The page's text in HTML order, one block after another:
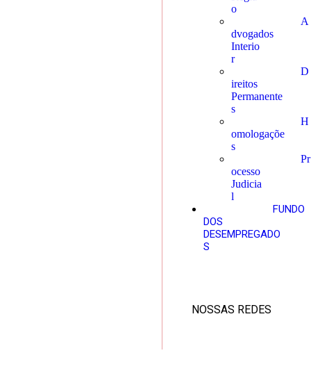
o
A
dvogados
Interio
r
D
ireitos
Permanente
s
H
omologaçõe
s
Pr
ocesso
Judicia
l
FUNDO
DOS
DESEMPREGADO
S
NOSSAS REDES